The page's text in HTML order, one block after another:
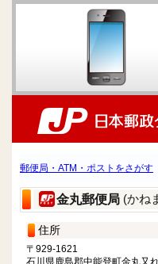
郵便局・ATM・ポストをさがす
金丸郵便局 (かね
住所
〒929-1621
石川県鹿島郡中能登町金丸又